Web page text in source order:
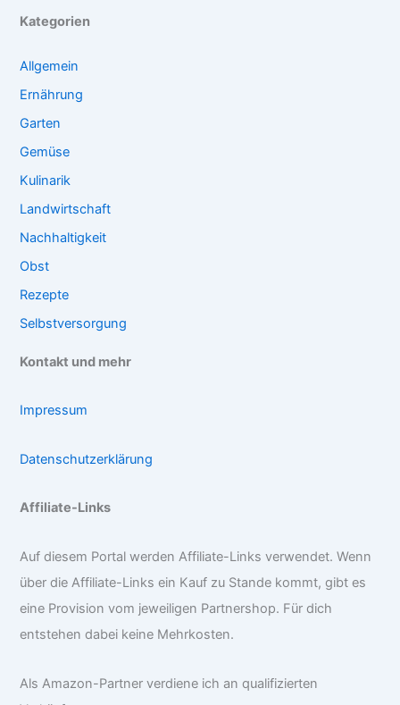
Kategorien
Allgemein
Ernährung
Garten
Gemüse
Kulinarik
Landwirtschaft
Nachhaltigkeit
Obst
Rezepte
Selbstversorgung
Kontakt und mehr
Impressum
Datenschutzerklärung
Affiliate-Links
Auf diesem Portal werden Affiliate-Links verwendet. Wenn
über die Affiliate-Links ein Kauf zu Stande kommt, gibt es
eine Provision vom jeweiligen Partnershop. Für dich
entstehen dabei keine Mehrkosten.
Als Amazon-Partner verdiene ich an qualifizierten